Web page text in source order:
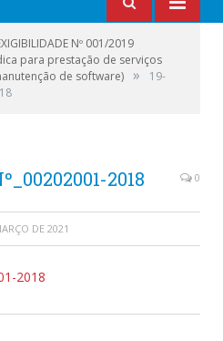
Nº 001/2019
para prestação de serviços
de software) »
19-
2018 0
DE 2021
2018